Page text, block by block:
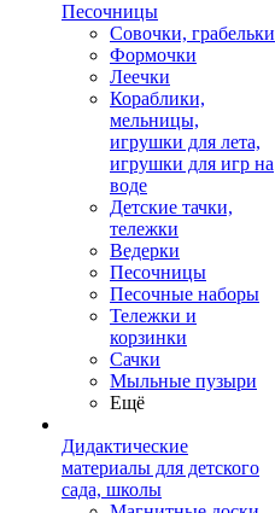
Песочницы
Совочки, грабельки
Формочки
Леечки
Кораблики,
мельницы,
игрушки для лета,
игрушки для игр на
воде
Детские тачки,
тележки
Ведерки
Песочницы
Песочные наборы
Тележки и
корзинки
Сачки
Мыльные пузыри
Ещё
Дидактические
материалы для детского
сада, школы